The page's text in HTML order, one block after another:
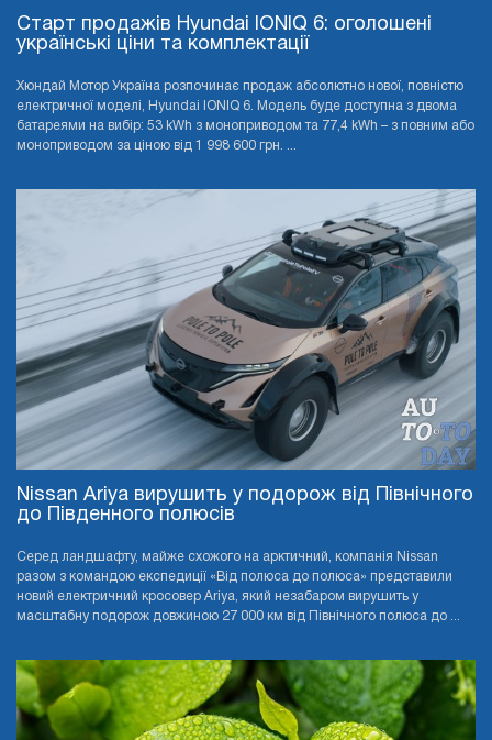
Старт продажів Hyundai IONIQ 6: оголошені
українські ціни та комплектації
Хюндай Мотор Україна розпочинає продаж абсолютно нової, повністю
електричної моделі, Hyundai IONIQ 6. Модель буде доступна з двома
батареями на вибір: 53 kWh з моноприводом та 77,4 kWh – з повним або
моноприводом за ціною від 1 998 600 грн. ...
Nissan Ariya вирушить у подорож від Північного
до Південного полюсів
Серед ландшафту, майже схожого на арктичний, компанія Nissan
разом з командою експедиції «Від полюса до полюса» представили
новий електричний кросовер Ariya, який незабаром вирушить у
масштабну подорож довжиною 27 000 км від Північного полюса до ...